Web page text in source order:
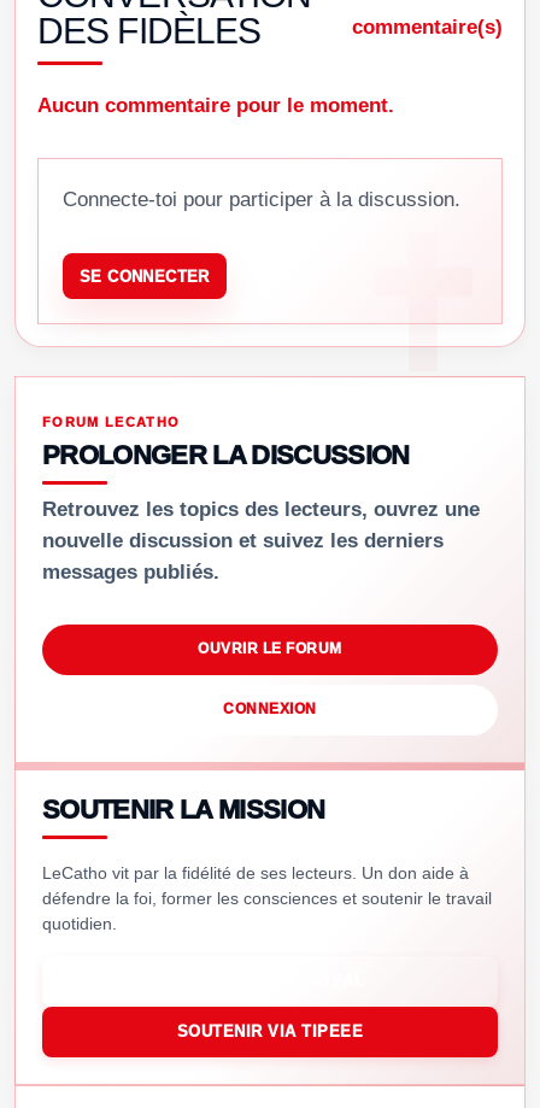
DES FIDÈLES
commentaire(s)
Aucun commentaire pour le moment.
Connecte-toi pour participer à la discussion.
SE CONNECTER
FORUM LECATHO
PROLONGER LA DISCUSSION
Retrouvez les topics des lecteurs, ouvrez une
nouvelle discussion et suivez les derniers
messages publiés.
OUVRIR LE FORUM
CONNEXION
SOUTENIR LA MISSION
LeCatho vit par la fidélité de ses lecteurs. Un don aide à
défendre la foi, former les consciences et soutenir le travail
quotidien.
SOUTENIR VIA TIPEEE